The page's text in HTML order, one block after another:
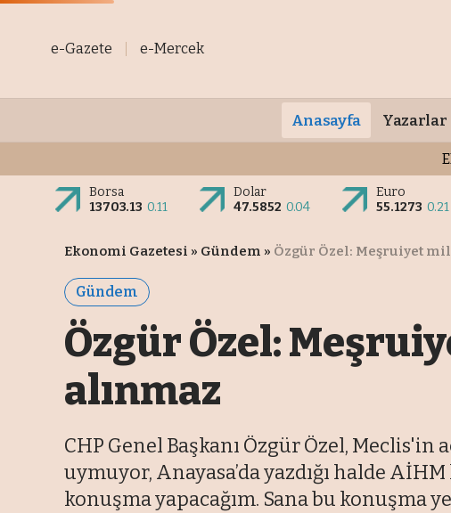
e-Gazete e-Mercek
Anasayfa Yazarlar
Borsa
13703.13 0.11
Dolar
47.5852 0.04
Euro
55.1273 0.21
Ekonomi Gazetesi » Gündem » Özgür Özel: Meşruiyet
Gündem
Özgür Özel:
alınmaz
CHP Genel Başkanı Özgür Özel,
uymuyor, Anayasa’da yazdığı halde
konuşma yapacağım. Sana bu konuşma